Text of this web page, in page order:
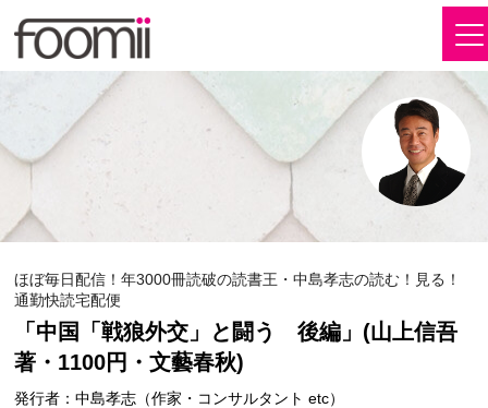
ほぼ毎日配信！年3000冊読破の読書王・中島孝志の読む！見る！
通勤快読宅配便
「中国「戦狼外交」と闘う 後編」(山上信吾
著・1100円・文藝春秋)
発行者：中島孝志（作家・コンサルタント etc）